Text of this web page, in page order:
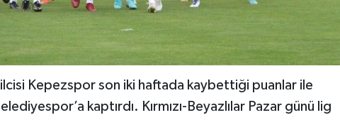
Kepezspor son iki haftada kaybettiği puanlar ile
kaptırdı. Kırmızı-Beyazlılar Pazar günü lig